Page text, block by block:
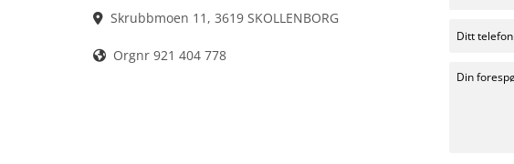
 Skrubbmoen 11, 3619 SKOLLENBORG
 Orgnr 921 404 778